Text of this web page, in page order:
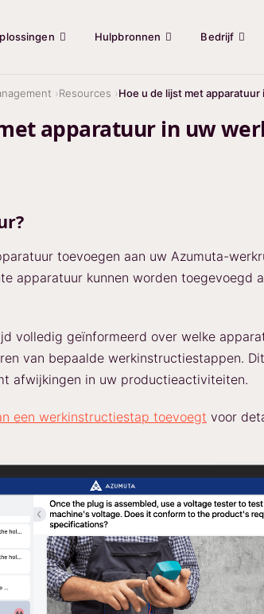
Hulpbronnen Bedrijf
Resources Hoe u de lijst met
apparatuur in uw
toevoegen aan uw Azumuta-
apparatuur kunnen worden toegevoegd
volledig geïnformeerd over welke
van bepaalde werkinstructiestappen.
afwijkingen in uw productieactiviteiten.
een werkinstructiestap toevoegt voor